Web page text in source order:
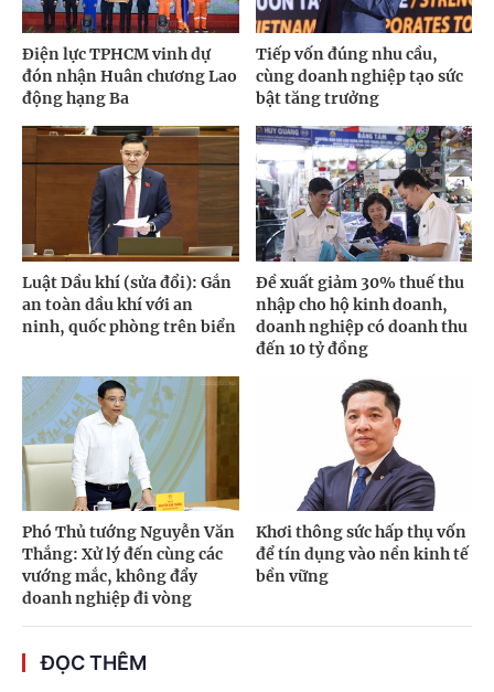
Điện lực TPHCM vinh dự
đón nhận Huân chương Lao
động hạng Ba
Tiếp vốn đúng nhu cầu,
cùng doanh nghiệp tạo sức
bật tăng trưởng
Luật Dầu khí (sửa đổi): Gắn
an toàn dầu khí với an
ninh, quốc phòng trên biển
Đề xuất giảm 30% thuế thu
nhập cho hộ kinh doanh,
doanh nghiệp có doanh thu
đến 10 tỷ đồng
Phó Thủ tướng Nguyễn Văn
Thắng: Xử lý đến cùng các
vướng mắc, không đẩy
doanh nghiệp đi vòng
Khơi thông sức hấp thụ vốn
để tín dụng vào nền kinh tế
bền vững
ĐỌC THÊM